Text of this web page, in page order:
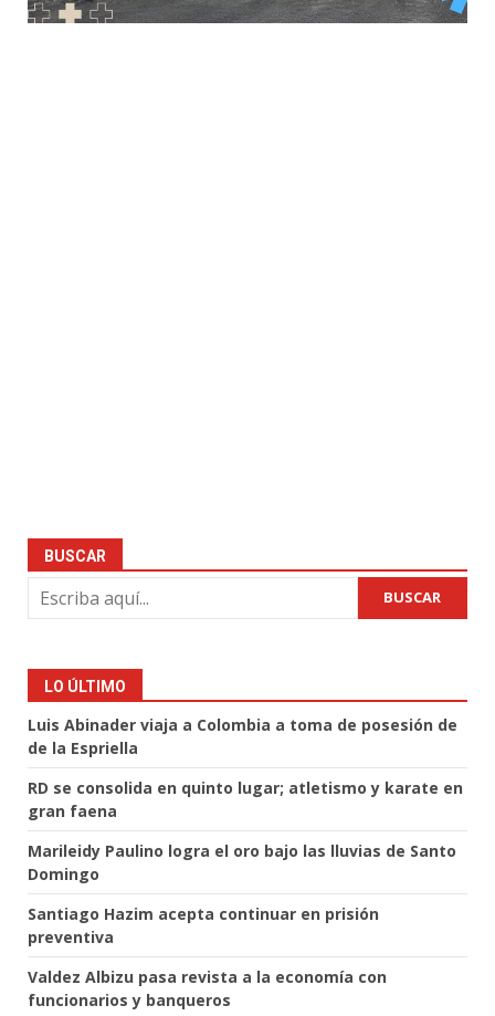
BUSCAR
BUSCAR
LO ÚLTIMO
Luis Abinader viaja a Colombia a toma de posesión de
de la Espriella
RD se consolida en quinto lugar; atletismo y karate en
gran faena
Marileidy Paulino logra el oro bajo las lluvias de Santo
Domingo
Santiago Hazim acepta continuar en prisión
preventiva
Valdez Albizu pasa revista a la economía con
funcionarios y banqueros